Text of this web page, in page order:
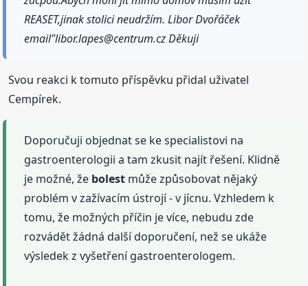
REASET,jinak stolici neudržím. Libor Dvořáček
email"libor.lapes@centrum.cz Děkuji
Svou reakci k tomuto příspěvku přidal uživatel
Cempírek.
Doporučuji objednat se ke specialistovi na
gastroenterologii a tam zkusit najít řešení. Klidně
je možné, že bolest může způsobovat nějaký
problém v zažívacím ústrojí - v jícnu. Vzhledem k
tomu, že možných příčin je více, nebudu zde
rozvádět žádná další doporučení, než se ukáže
výsledek z vyšetření gastroenterologem.